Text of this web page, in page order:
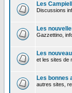
Les
Discussions
Les
Gazzettino,
Les
et les sites de
Les bonnes
autres sites,